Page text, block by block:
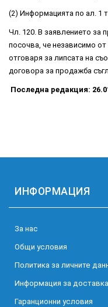
(2) Информацията по ал. 1
Чл. 120. В заявлението за
посочва, че независимо
отговаря за липсата на
договора за продажба
Последна редакция:
ИНФОРМАЦИЯ
За нас
Общи условия
Политика за личните
Информация за доставка
Гаранционни условия